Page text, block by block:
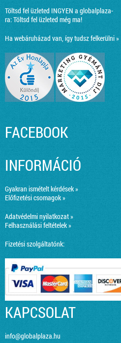
Töltsd fel üzleted INGYEN a globalplaza-
ra:Töltsd fel üzleted még ma!
Ha webáruházad van, így tudsz felkerülni »
FACEBOOK
INFORMÁCIÓ
Gyakran ismételt kérdések »
Előfizetési csomagok »
Adatvédelmi nyilatkozat »
Felhasználási feltételek »
Fizetési szolgáltatónk:
KAPCSOLAT
info@globalplaza.hu